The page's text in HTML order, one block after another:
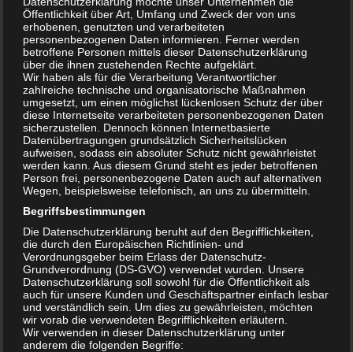
Die sog.Pandemie, die auf Basis vonInfluenzaviren
ausgerufen wurde, stellte Alten- und Pflegeheime sowie
Krankenhäuser und die Behindertenbetreuung vor große
Herausforderungen. Kontaktverbote, Mundschutzmasken
und Mindestabstände: verzweifelte Maßnahmen, um die
Ausbreitung von Krankheitserregern einigermaßen
einzudämmen.
Aber es ist möglicherweise nicht allen klar:die Viren
bleibenund werden früher oder später jeden erreichen. Die
Eindringlingen umgeht. Die meisten Infizierten bemerken
den Befall gar nicht einmal. Manche erleiden typische
Grippesymptome und einige wenige müssen schwierige
Komplikationen bewältigen oder sterben sogar an den
Folgen dieser Infektion.
Öffentlichkeit über Art, Umfang und Zweck der von uns
erhobenen, genutzten und verarbeiteten
personenbezogenen Daten informieren. Ferner werden
betroffene Personen mittels dieser Datenschutzerklärung
über die ihnen zustehenden Rechte aufgeklärt.
Wir haben als für die Verarbeitung Verantwortlicher
zahlreiche technische und organisatorische Maßnahmen
umgesetzt, um einen möglichst lückenlosen Schutz der über
diese Internetseite verarbeiteten personenbezogenen Daten
sicherzustellen. Dennoch können Internetbasierte
Datenübertragungen grundsätzlich Sicherheitslücken
aufweisen, sodass ein absoluter Schutz nicht gewährleistet
werden kann. Aus diesem Grund steht es jeder betroffenen
Person frei, personenbezogene Daten auch auf alternativen
Wegen, beispielsweise telefonisch, an uns zu übermitteln.
Begriffsbestimmungen
Die Datenschutzerklärung beruht auf den Begrifflichkeiten,
die durch den Europäischen Richtlinien- und
Verordnungsgeber beim Erlass der Datenschutz-
Grundverordnung (DS-GVO) verwendet wurden. Unsere
Datenschutzerklärung soll sowohl für die Öffentlichkeit als
auch für unsere Kunden und Geschäftspartner einfach lesbar
und verständlich sein. Um dies zu gewährleisten, möchten
wir vorab die verwendeten Begrifflichkeiten erläutern.
Wir verwenden in dieser Datenschutzerklärung unter
anderem die folgenden Begriffe: